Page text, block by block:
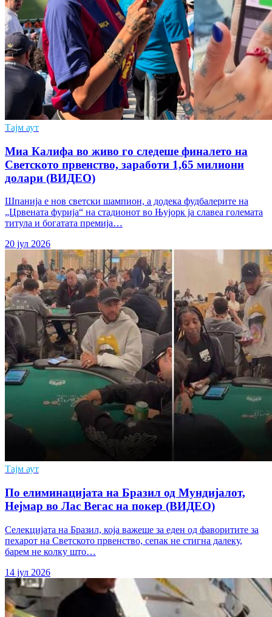
Тајм аут
Миа Калифа во живо го следеше финалето на
Светското првенство, заработи 1,65 милиони
долари (ВИДЕО)
Шпанија е нов светски шампион, а додека фудбалерите на
„Црвената фурија“ на стадионот во Њујорк ја славеа големата
титула и богатата премија…
20 јул 2026
Тајм аут
По елиминацијата на Бразил од Мундијалот,
Нејмар во Лас Вегас на покер (ВИДЕО)
Селекцијата на Бразил, која важеше за еден од фаворитите за
пехарот на Светското првенство, сепак не стигна далеку,
барем не колку што…
14 јул 2026